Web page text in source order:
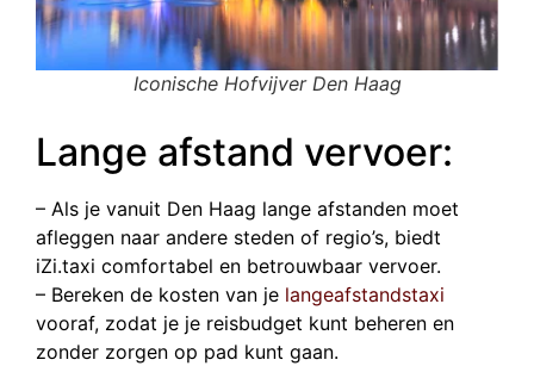
Iconische Hofvijver Den Haag
Lange afstand vervoer:
– Als je vanuit Den Haag lange afstanden moet
afleggen naar andere steden of regio’s, biedt
iZi.taxi comfortabel en betrouwbaar vervoer.
– Bereken de kosten van je langeafstandstaxi
vooraf, zodat je je reisbudget kunt beheren en
zonder zorgen op pad kunt gaan.